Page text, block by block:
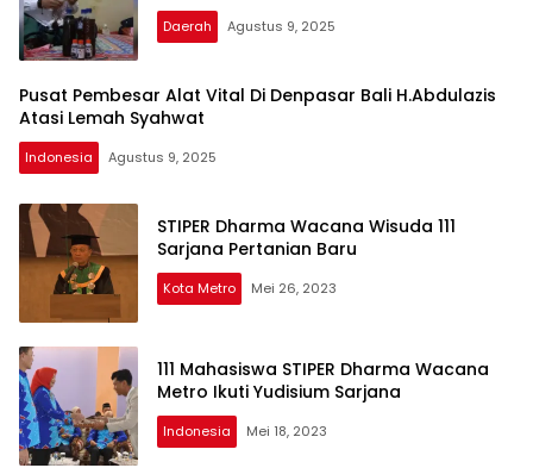
Daerah Agustus 9, 2025
Pusat Pembesar Alat Vital Di Denpasar Bali H.Abdulazis
Atasi Lemah Syahwat
Indonesia Agustus 9, 2025
STIPER Dharma Wacana Wisuda 111
Sarjana Pertanian Baru
Kota Metro Mei 26, 2023
111 Mahasiswa STIPER Dharma Wacana
Metro Ikuti Yudisium Sarjana
Indonesia Mei 18, 2023